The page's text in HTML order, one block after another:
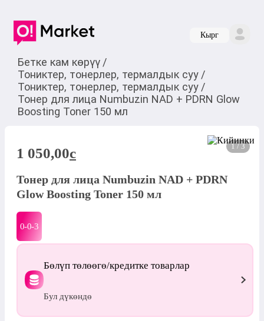
Кырг
Бетке кам көрүү /
Тониктер, тонерлер, термалдык суу /
Тониктер, тонерлер, термалдык суу /
Тонер для лица Numbuzin NAD + PDRN Glow
Boosting Toner 150 мл
1 / 3
1 050,00c
Тонер для лица Numbuzin NAD + PDRN
Glow Boosting Toner 150 мл
0-0-3
Бөлүп төлөөгө/кредитке товарлар
Бул дүкөндө